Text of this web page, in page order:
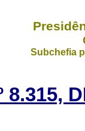
Subchefia
8.315,